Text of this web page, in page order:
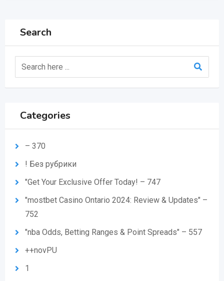
Search
Categories
– 370
! Без рубрики
"Get Your Exclusive Offer Today! – 747
"mostbet Casino Ontario 2024: Review & Updates" –
752
"nba Odds, Betting Ranges & Point Spreads" – 557
++novPU
1